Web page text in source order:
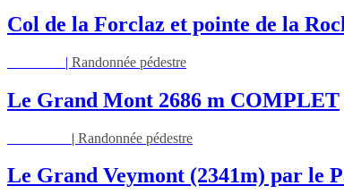
Col de la Forclaz et pointe de la
| Randonnée pédestre
Le Grand Mont 2686 m COMPLET
| Randonnée pédestre
Le Grand Veymont (2341m) par le